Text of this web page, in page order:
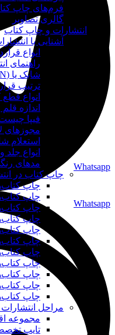
Whatsapp
Whatsapp
فرم‌های چاپ
گالری تصاویر
انتشارات و چاپ کتاب
آشنایی با
انواع
راهنمای
شابک یا (ISBN) چیست؟
ترتیب
انواع
اندازه
فیپا
مجوزهای
استعلام
انواع
مدهای
چاپ کتاب در
چاپ
چاپ
چاپ
چاپ
چاپ
چاپ
چاپ
چاپ
چاپ
چاپ
چاپ
مراحل
مجموعه
تایپ